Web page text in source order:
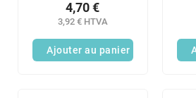
3,92 € HTVA
4,70 €
Ajouter au panier